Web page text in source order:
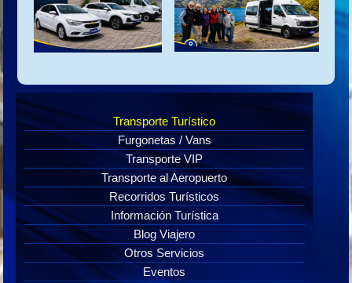
Transporte Turístico
Furgonetas / Vans
Transporte VIP
Transporte al Aeropuerto
Recorridos Turísticos
Información Turística
Blog Viajero
Otros Servicios
Eventos